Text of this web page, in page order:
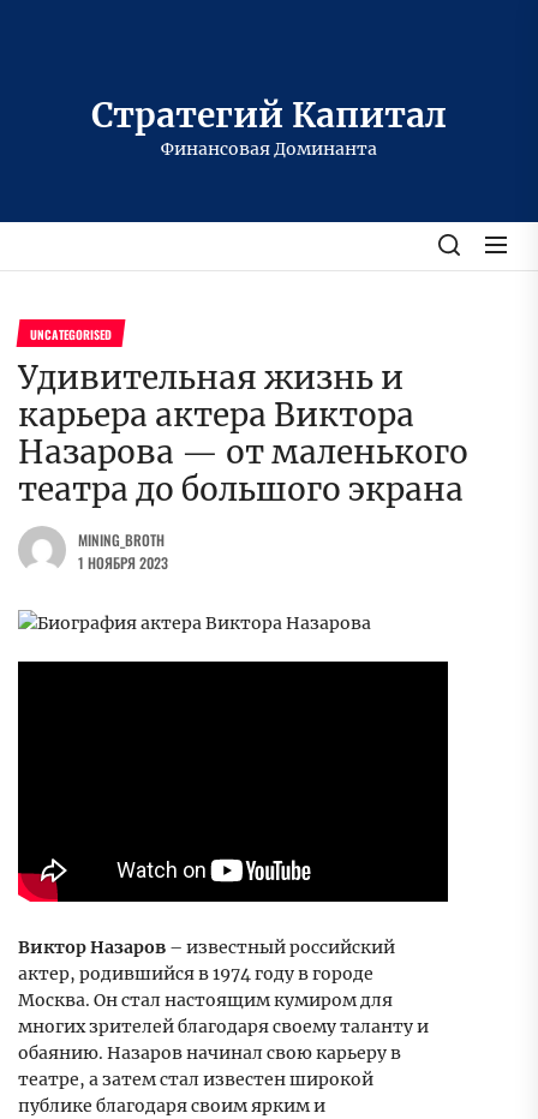
Стратегий Капитал
Финансовая Доминанта
UNCATEGORISED
Удивительная жизнь и
карьера актера Виктора
Назарова — от маленького
театра до большого экрана
MINING_BROTH
1 НОЯБРЯ 2023
Виктор Назаров – известный российский
актер, родившийся в 1974 году в городе
Москва. Он стал настоящим кумиром для
многих зрителей благодаря своему таланту и
обаянию. Назаров начинал свою карьеру в
театре, а затем стал известен широкой
публике благодаря своим ярким и